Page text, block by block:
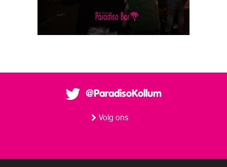
@ParadisoKollum
Volg ons